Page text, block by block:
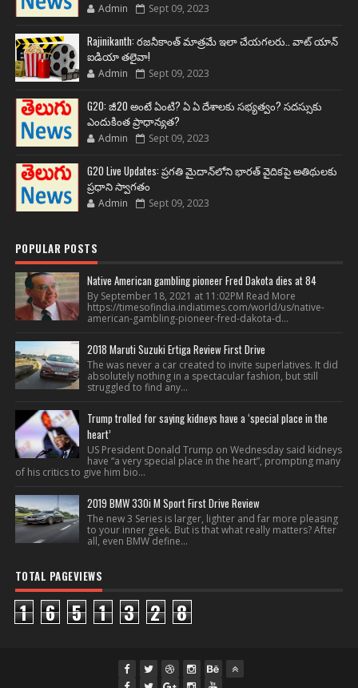
Admin Sept 09, 2023
Rajinikanth: రజనీకాంత్ మాత్రమే ఇలా చేయగలరు.. వాట్ యాన్
ఐడియా తలైవా!
Admin Sept 09, 2023
G20: జీ20 అంటే ఏంటి? ఏ ఏ దేశాలకు సభ్యత్వం? సదస్సుకు
ఎందుకింత ప్రాధాన్యత?
Admin Sept 09, 2023
G20 Live Updates: ప్రగతి మైదాన్‌లోని భారత్ వైదికపై అతిథులకు
ప్రధాని స్వాగతం
Admin Sept 09, 2023
POPULAR POSTS
Native American gambling pioneer Fred Dakota dies at 84
By September 18, 2021 at 11:02PM Read More
https://timesofindia.indiatimes.com/world/us/native-
american-gambling-pioneer-fred-dakota-d...
2018 Maruti Suzuki Ertiga Review First Drive
The was never a car created to invite superlatives. It did
absolutely nothing in a spectacular fashion, but still
struggled to find any...
Trump trolled for saying kidneys have a ‘special place in the
heart’
US President Donald Trump on Wednesday said kidneys
have “a very special place in the heart”, prompting many
of his critics to give him bio...
2019 BMW 330i M Sport First Drive Review
The new 3 Series is larger, lighter and far more pleasing
to your inner geek. But is that what really matters? After
all, even BMW define...
TOTAL PAGEVIEWS
1 6 5 1 3 2 8